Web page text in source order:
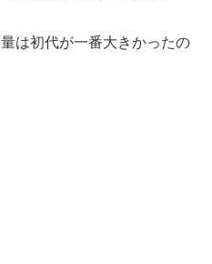
は初代が一番大きかったの